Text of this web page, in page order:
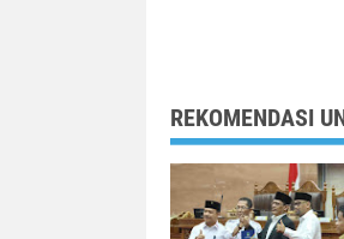
REKOMENDASI